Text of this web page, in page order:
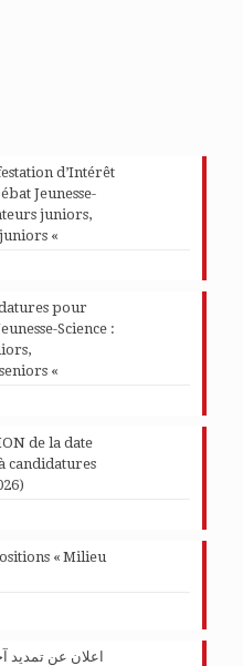
d’Intérêt
Jeunesse-
juniors,
«
pour
Science :
«
de la date
candidatures
« Milieu
اعلان عن تمديد